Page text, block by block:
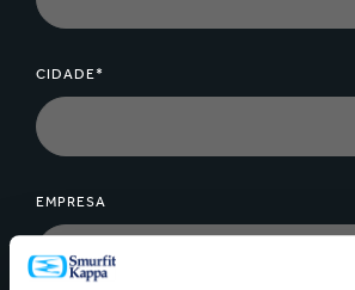
disponíveis para otimizar a proteção
O design da embalagem, em
seleção dos tipos e materiais mais
garantirá que seus produtos cheguem
ótimas condições.
CIDADE*
EMPRESA